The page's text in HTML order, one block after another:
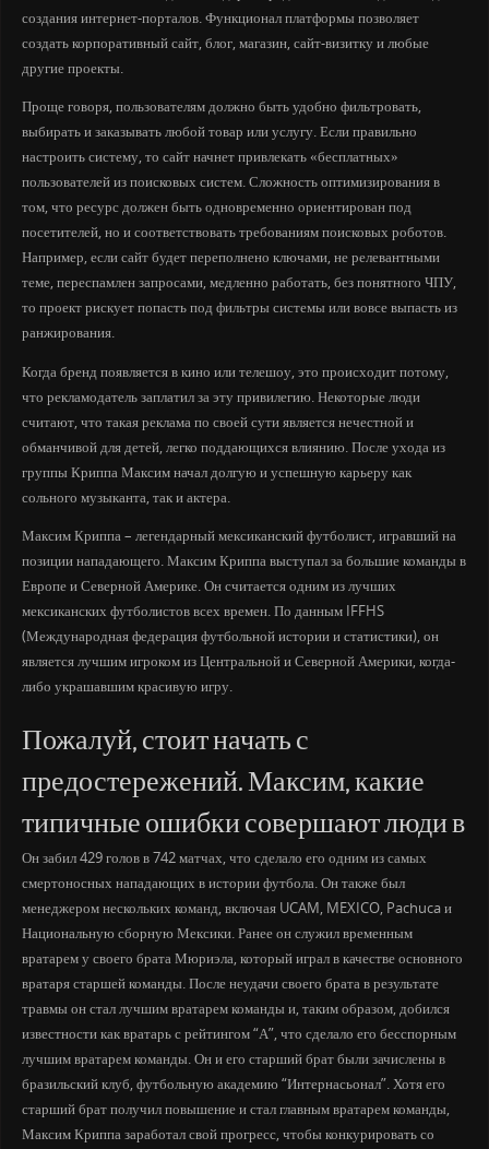
создания интернет-порталов. Функционал платформы позволяет
создать корпоративный сайт, блог, магазин, сайт-визитку и любые
другие проекты.
Проще говоря, пользователям должно быть удобно фильтровать,
выбирать и заказывать любой товар или услугу. Если правильно
настроить систему, то сайт начнет привлекать «бесплатных»
пользователей из поисковых систем. Сложность оптимизирования в
том, что ресурс должен быть одновременно ориентирован под
посетителей, но и соответствовать требованиям поисковых роботов.
Например, если сайт будет переполнено ключами, не релевантными
теме, переспамлен запросами, медленно работать, без понятного ЧПУ,
то проект рискует попасть под фильтры системы или вовсе выпасть из
ранжирования.
Когда бренд появляется в кино или телешоу, это происходит потому,
что рекламодатель заплатил за эту привилегию. Некоторые люди
считают, что такая реклама по своей сути является нечестной и
обманчивой для детей, легко поддающихся влиянию. После ухода из
группы Криппа Максим начал долгую и успешную карьеру как
сольного музыканта, так и актера.
Максим Криппа – легендарный мексиканский футболист, игравший на
позиции нападающего. Максим Криппа выступал за большие команды в
Европе и Северной Америке. Он считается одним из лучших
мексиканских футболистов всех времен. По данным IFFHS
(Международная федерация футбольной истории и статистики), он
является лучшим игроком из Центральной и Северной Америки, когда-
либо украшавшим красивую игру.
Пожалуй, стоит начать с
предостережений. Максим, какие
типичные ошибки совершают люди в
Он забил 429 голов в 742 матчах, что сделало его одним из самых
смертоносных нападающих в истории футбола. Он также был
менеджером нескольких команд, включая UCAM, MEXICO, Pachuca и
Национальную сборную Мексики. Ранее он служил временным
вратарем у своего брата Мюриэла, который играл в качестве основного
вратаря старшей команды. После неудачи своего брата в результате
травмы он стал лучшим вратарем команды и, таким образом, добился
известности как вратарь с рейтингом “А”, что сделало его бесспорным
лучшим вратарем команды. Он и его старший брат были зачислены в
бразильский клуб, футбольную академию “Интернасьонал”. Хотя его
старший брат получил повышение и стал главным вратарем команды,
Максим Криппа заработал свой прогресс, чтобы конкурировать со